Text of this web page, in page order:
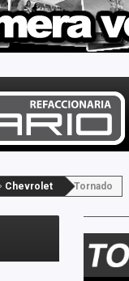
Chevrolet Tornado